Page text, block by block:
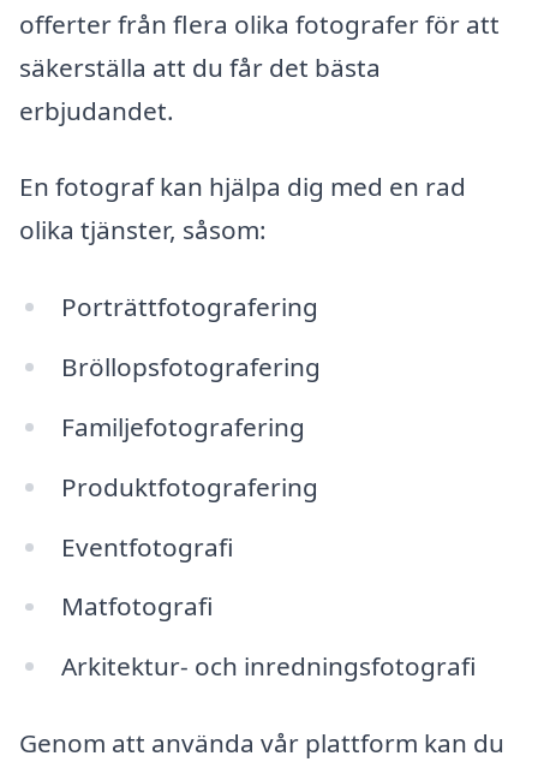
offerter från flera olika fotografer för att
säkerställa att du får det bästa
erbjudandet.
En fotograf kan hjälpa dig med en rad
olika tjänster, såsom:
Porträttfotografering
Bröllopsfotografering
Familjefotografering
Produktfotografering
Eventfotografi
Matfotografi
Arkitektur- och inredningsfotografi
Genom att använda vår plattform kan du